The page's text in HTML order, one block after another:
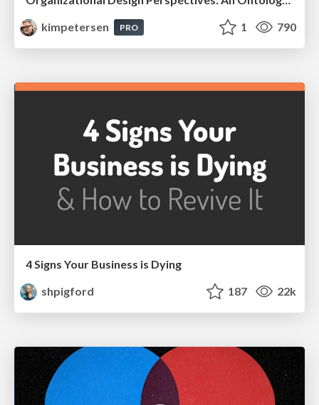
kimpetersen
PRO 1 790
4 Signs Your Business is Dying
shpigford
187 22k